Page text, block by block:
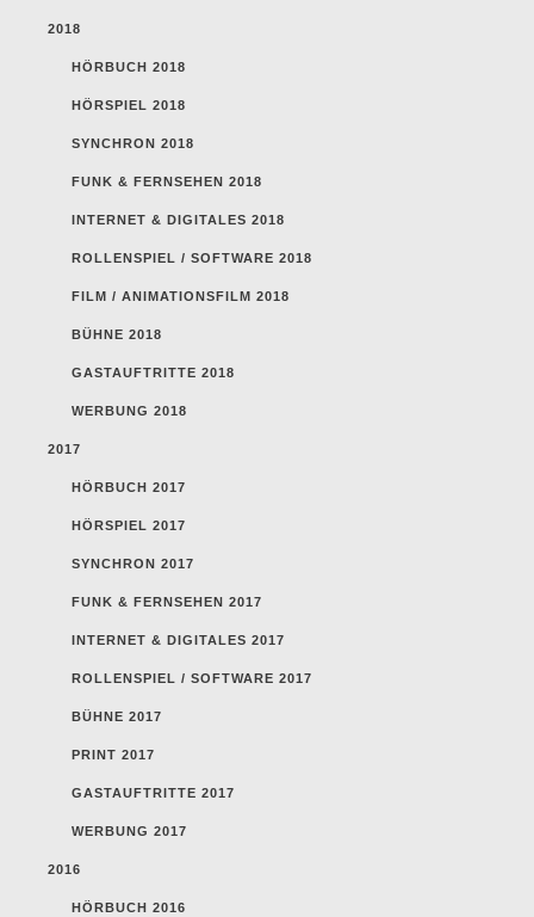
2018
HÖRBUCH 2018
HÖRSPIEL 2018
SYNCHRON 2018
FUNK & FERNSEHEN 2018
INTERNET & DIGITALES 2018
ROLLENSPIEL / SOFTWARE 2018
FILM / ANIMATIONSFILM 2018
BÜHNE 2018
GASTAUFTRITTE 2018
WERBUNG 2018
2017
HÖRBUCH 2017
HÖRSPIEL 2017
SYNCHRON 2017
FUNK & FERNSEHEN 2017
INTERNET & DIGITALES 2017
ROLLENSPIEL / SOFTWARE 2017
BÜHNE 2017
PRINT 2017
GASTAUFTRITTE 2017
WERBUNG 2017
2016
HÖRBUCH 2016